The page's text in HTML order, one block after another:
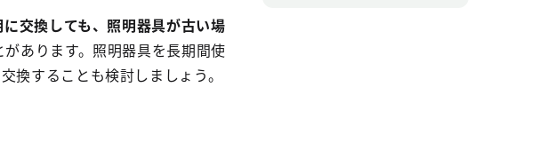
交換しても、照明器具が古い場
があります。照明器具を長期間使
換することも検討しましょう。